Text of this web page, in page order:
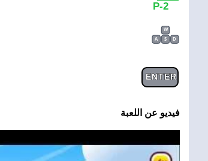
2-P
W
A
S D
ENTER
فيديو عن اللعبة